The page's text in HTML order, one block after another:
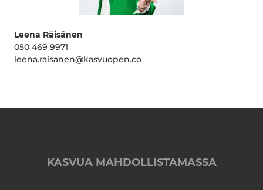
Leena Räisänen
050 469 9971
leena.raisanen@kasvuopen.co
KASVUA MAHDOLLISTAMASSA